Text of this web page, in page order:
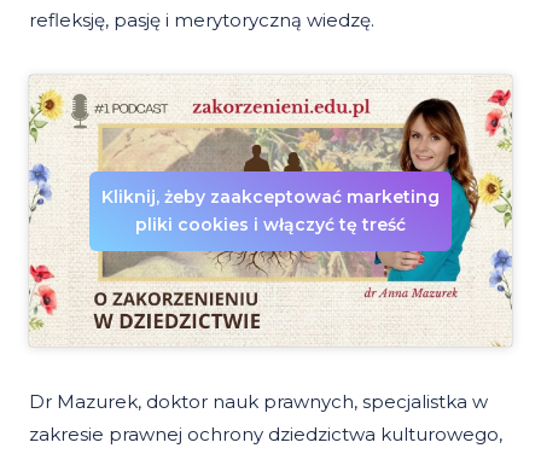
refleksję, pasję i merytoryczną wiedzę.
Kliknij, żeby zaakceptować marketing
pliki cookies i włączyć tę treść
Dr Mazurek, doktor nauk prawnych, specjalistka w
zakresie prawnej ochrony dziedzictwa kulturowego,